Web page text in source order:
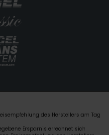
des Herstellers am Tag
Ersparnis errechnet sich